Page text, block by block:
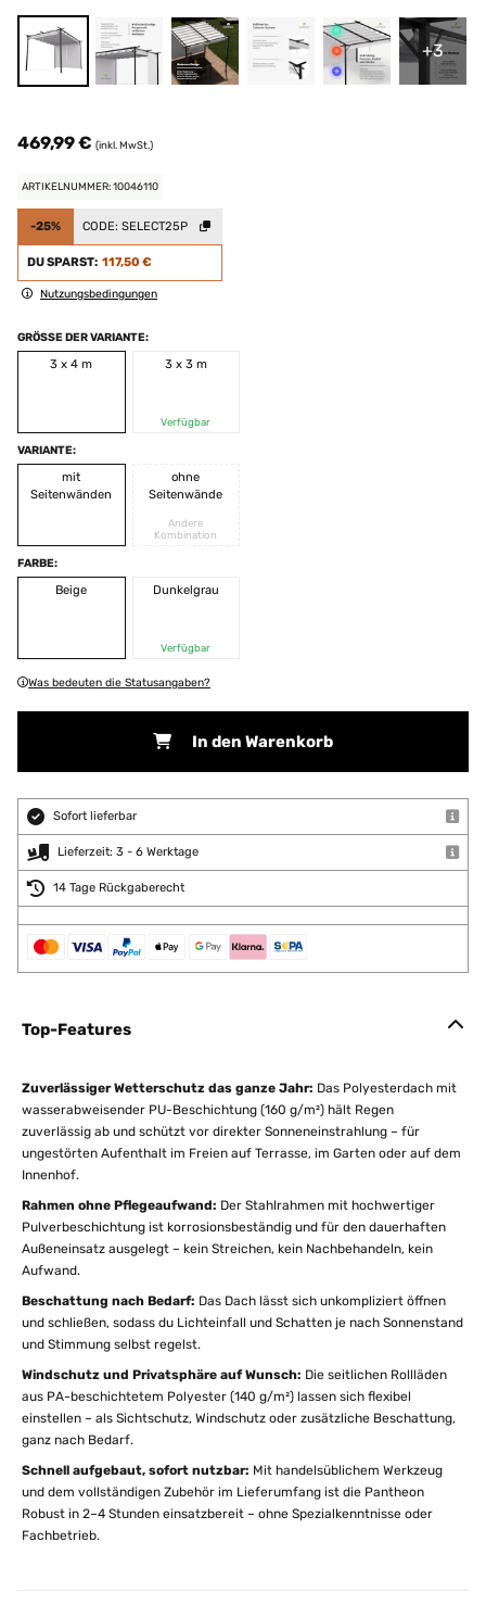
+3
469,99 € (inkl. MwSt.)
ARTIKELNUMMER: 10046110
-25% CODE: SELECT25P
DU SPARST: 117,50 €
Nutzungsbedingungen
GRÖSSE DER VARIANTE:
3 x 4 m
3 x 3 m
Verfügbar
VARIANTE:
mit
Seitenwänden
ohne
Seitenwände
Andere
Kombination
FARBE:
Beige
Dunkelgrau
Verfügbar
Was bedeuten die Statusangaben?
In den Warenkorb
Sofort lieferbar
Lieferzeit: 3 - 6 Werktage
14 Tage Rückgaberecht
Top-Features
Zuverlässiger Wetterschutz das ganze Jahr: Das Polyesterdach mit
wasserabweisender PU-Beschichtung (160 g/m²) hält Regen
zuverlässig ab und schützt vor direkter Sonneneinstrahlung – für
ungestörten Aufenthalt im Freien auf Terrasse, im Garten oder auf dem
Innenhof.
Rahmen ohne Pflegeaufwand: Der Stahlrahmen mit hochwertiger
Pulverbeschichtung ist korrosionsbeständig und für den dauerhaften
Außeneinsatz ausgelegt – kein Streichen, kein Nachbehandeln, kein
Aufwand.
Beschattung nach Bedarf: Das Dach lässt sich unkompliziert öffnen
und schließen, sodass du Lichteinfall und Schatten je nach Sonnenstand
und Stimmung selbst regelst.
Windschutz und Privatsphäre auf Wunsch: Die seitlichen Rollläden
aus PA-beschichtetem Polyester (140 g/m²) lassen sich flexibel
einstellen – als Sichtschutz, Windschutz oder zusätzliche Beschattung,
ganz nach Bedarf.
Schnell aufgebaut, sofort nutzbar: Mit handelsüblichem Werkzeug
und dem vollständigen Zubehör im Lieferumfang ist die Pantheon
Robust in 2–4 Stunden einsatzbereit – ohne Spezialkenntnisse oder
Fachbetrieb.